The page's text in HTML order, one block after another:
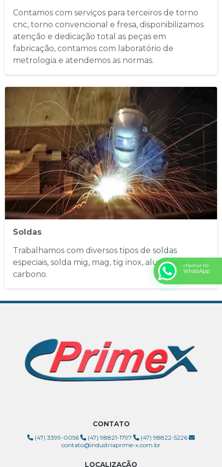
Contamos com serviços para terceiros de torno
cnc, torno convencional e fresa, disponibilizamos
atenção e dedicação total as peças em
fabricação, contamos com laboratório de
metrologia e atendemos as normas. ​
Soldas
Trabalhamos com diversos tipos de soldas
especiais, solda mig, mag, tig inox, alumínio e aço
carbono.
CONTATO
(47) 3399-0056 (47) 98821-1797
(47) 98822-5226
contato@industriaprime-x.com.br
LOCALIZAÇÃO
chamar no
WhatsApp